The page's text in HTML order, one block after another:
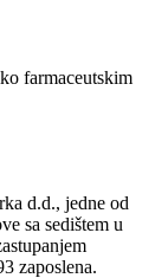
farmaceutskim
d.d., jedne od
sa sedištem u
zaposlena.